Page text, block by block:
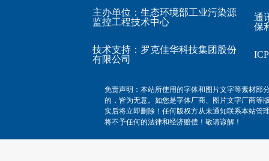
主办单位：生态环境部工业污染源
监控工程技术中心
技术支持： 罗克佳华科技集团股份
有限公司
通
保
免责声明：本站所使用的字体和图片文字等素材部
的，皆为无意。如您是字体厂商、图片文字厂商等
实后将立即删除！任何版权方从未通知联系本站管
将不予任何的法律和经济赔偿！敬请谅解！